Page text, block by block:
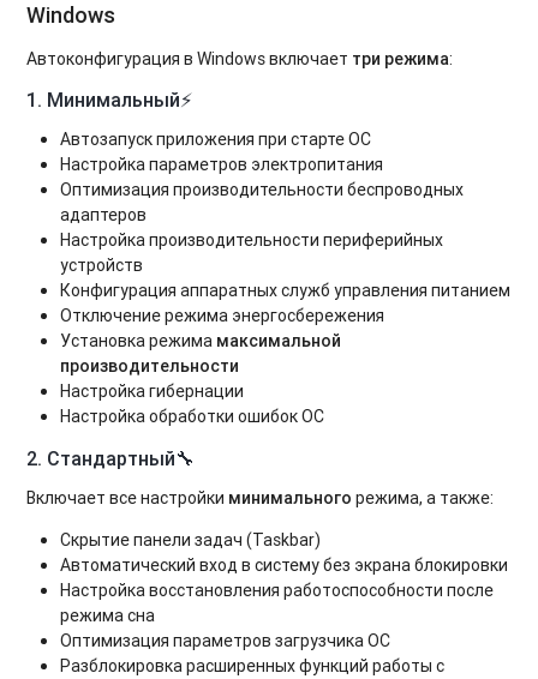
Windows
Автоконфигурация в Windows включает три режима:
1. Минимальный⚡
Автозапуск приложения при старте ОС
Настройка параметров электропитания
Оптимизация производительности беспроводных
адаптеров
Настройка производительности периферийных
устройств
Конфигурация аппаратных служб управления питанием
Отключение режима энергосбережения
Установка режима максимальной
производительности
Настройка гибернации
Настройка обработки ошибок ОС
2. Стандартный🔧
Включает все настройки минимального режима, а также:
Скрытие панели задач (Taskbar)
Автоматический вход в систему без экрана блокировки
Настройка восстановления работоспособности после
режима сна
Оптимизация параметров загрузчика ОС
Разблокировка расширенных функций работы с